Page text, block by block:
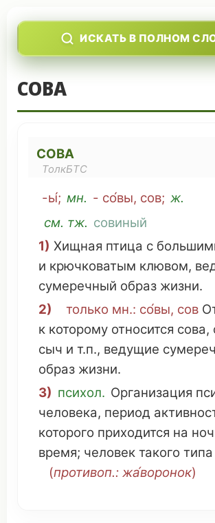
ИСКАТЬ В ПОЛНОМ
СОВА
СОВА
ТолкБТС
-ы́; мн. - со́вы, сов; ж.
см. тж. совиный
1) Хищная птица с
и крючковатым клювом,
сумеречный образ жизни.
2)
только мн.: со́вы, сов
к которому относится сова,
сыч и т.п., ведущие
образ жизни.
3) психол. Организация
человека, период
которого приходится на
время; человек такого типа
(противоп.: жа́воронок)